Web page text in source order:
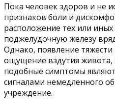
Пока человек здоров и не
признаков боли и
расположение тех или
поджелудочную железу
Однако, появление
ощущение вздутия живота,
подобные симптомы
сигналами немедленного
учреждение.